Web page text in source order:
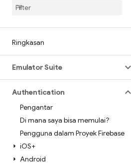
Ringkasan
Emulator Suite
Authentication
Pengantar
Di mana saya bisa memulai?
Pengguna dalam Proyek Firebase
iOS+
Android